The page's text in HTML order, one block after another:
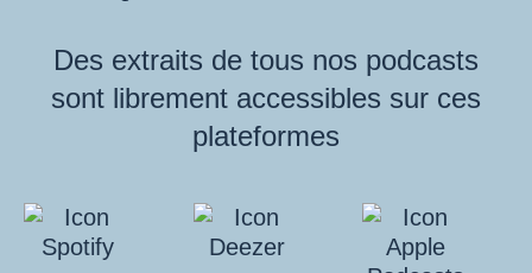
Des extraits de tous nos podcasts
sont librement accessibles sur ces
plateformes